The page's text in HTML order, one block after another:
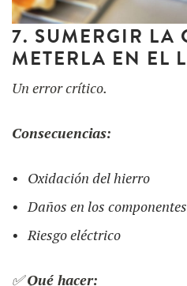
7. SUMERGIR LA
METERLA EN EL
Un error crítico.
Consecuencias:
Oxidación del hierro
Daños en los componentes
Riesgo eléctrico
✅Qué hacer: